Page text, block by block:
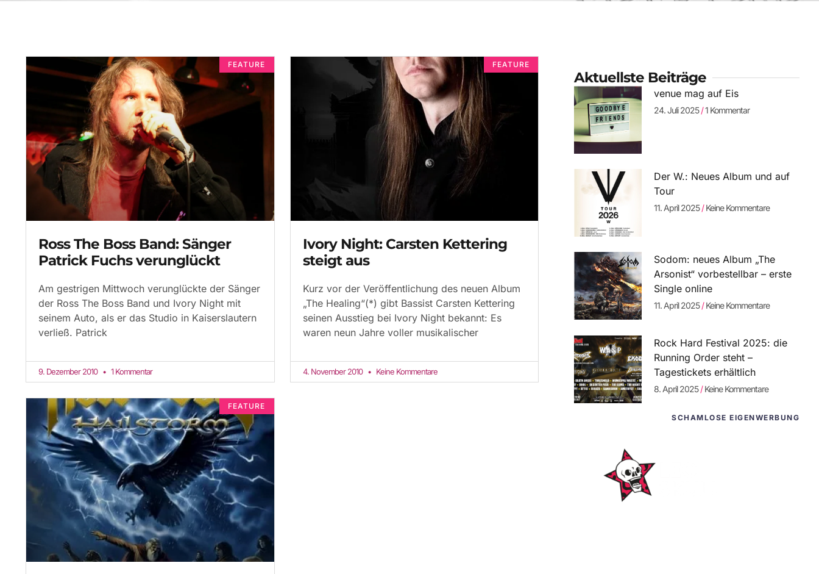
FEATURE
Ross The Boss Band: Sänger
Patrick Fuchs verunglückt
Am gestrigen Mittwoch verunglückte der Sänger
der Ross The Boss Band und Ivory Night mit
seinem Auto, als er das Studio in Kaiserslautern
verließ. Patrick
9. Dezember 2010 1 Kommentar
FEATURE
Ivory Night: Carsten Kettering
steigt aus
Kurz vor der Veröffentlichung des neuen Album
„The Healing“(*) gibt Bassist Carsten Kettering
seinen Ausstieg bei Ivory Night bekannt: Es
waren neun Jahre voller musikalischer
4. November 2010 Keine Kommentare
FEATURE
Aktuellste Beiträge
venue mag auf Eis
24. Juli 2025 1 Kommentar
Der W.: Neues Album und auf
Tour
11. April 2025 Keine Kommentare
Sodom: neues Album „The
Arsonist“ vorbestellbar – erste
Single online
11. April 2025 Keine Kommentare
Rock Hard Festival 2025: die
Running Order steht –
Tagestickets erhältlich
8. April 2025 Keine Kommentare
SCHAMLOSE EIGENWERBUNG